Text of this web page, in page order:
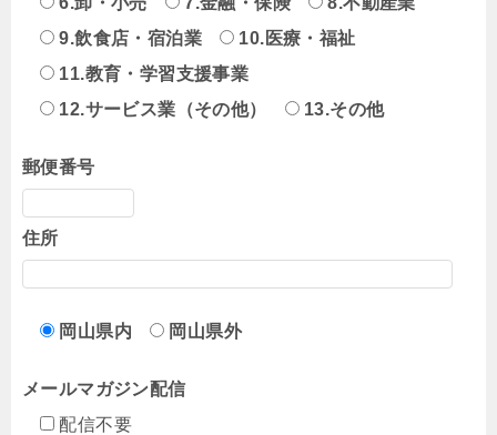
9.飲食店・宿泊業
10.医療・福祉
11.教育・学習支援事業
12.サービス業（その他）
13.その他
郵便番号
住所
岡山県内 岡山県外
メールマガジン配信
配信不要